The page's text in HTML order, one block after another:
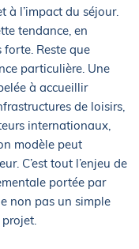
à l’impact du séjour.
tendance, en
Reste que
particulière. Une
à accueillir
de loisirs,
internationaux,
modèle peut
C’est tout l’enjeu de
portée par
non pas un simple